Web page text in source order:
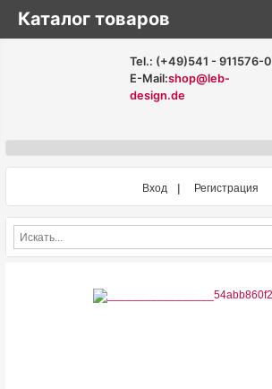
Tel.: (+49)541 - 911576-0
E-Mail:shop@leb-
design.de
Вход Регистрация
Каталог товаров